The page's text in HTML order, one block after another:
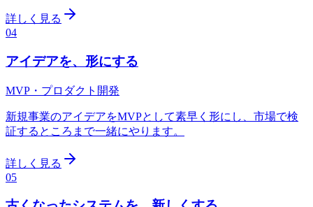
詳しく見る
04
アイデアを、形にする
MVP・プロダクト開発
新規事業のアイデアをMVPとして素早く形にし、市場で検
証するところまで一緒にやります。
詳しく見る
05